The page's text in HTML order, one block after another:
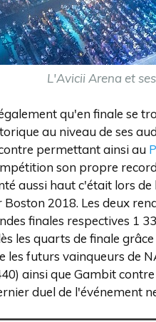
L'Avicii Arena et
qu'en finale se
au niveau de ses
permettant ainsi au
son propre
aussi haut c'était lors
Boston 2018. Les deux
finales respectives 1
les quarts de finale
futurs vainqueurs de
ainsi que Gambit
duel de l'événement